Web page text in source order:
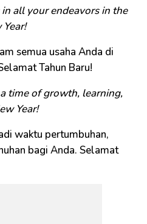
all your endeavors in the
semua usaha Anda di
Tahun Baru!
time of growth, learning,
Year!
waktu pertumbuhan,
bagi Anda. Selamat